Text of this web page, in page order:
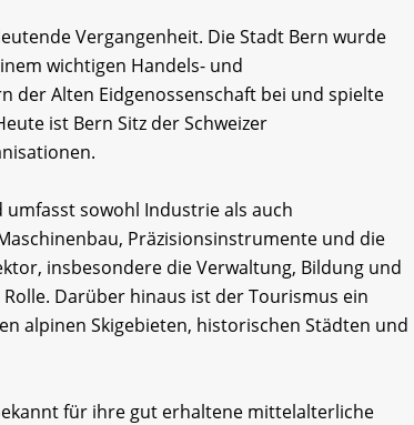
Vergangenheit. Die Stadt Bern wurde
wichtigen Handels- und
der Alten Eidgenossenschaft bei und spielte
ist Bern Sitz der Schweizer
sowohl Industrie als auch
Präzisionsinstrumente und die
insbesondere die Verwaltung, Bildung und
Darüber hinaus ist der Tourismus ein
alpinen Skigebieten, historischen Städten und
für ihre gut erhaltene mittelalterliche